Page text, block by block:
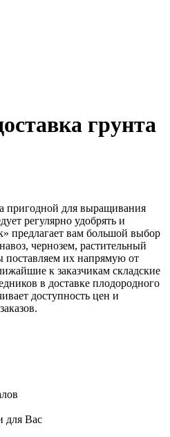
грунта
пригодной для выращивания
регулярно удобрять и
предлагает вам большой выбор
чернозем, растительный
поставляем их напрямую от
к заказчикам складские
в доставке плодородного
доступность цен и
для Вас